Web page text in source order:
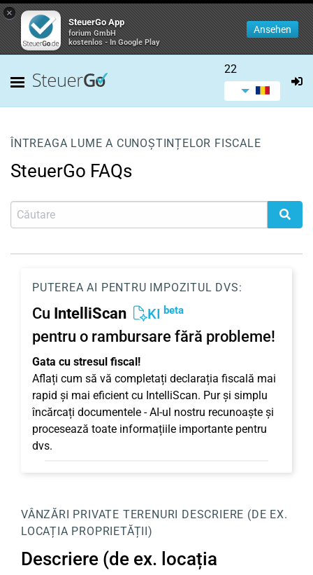
×
SteuerGo App
forium GmbH
kostenlos - In Google Play
Ansehen
22
ÎNTREAGA LUME A CUNOȘTINȚELOR FISCALE
SteuerGo FAQs
PUTEREA AI PENTRU IMPOZITUL DVS:
Cu IntelliScan KI beta
pentru o rambursare fără probleme!
Gata cu stresul fiscal!
Aflați cum să vă completați declarația fiscală mai
rapid și mai eficient cu IntelliScan. Pur și simplu
încărcați documentele - AI-ul nostru recunoaște și
procesează toate informațiile importante pentru
dvs.
VÂNZĂRI PRIVATE TERENURI DESCRIERE (DE EX.
LOCAȚIA PROPRIETĂȚII)
Descriere (de ex. locația